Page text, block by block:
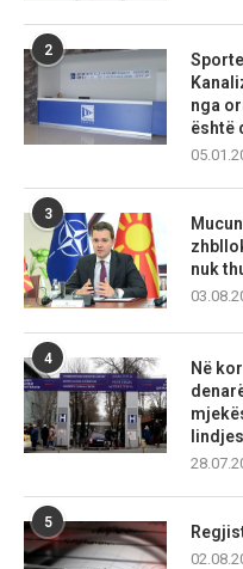
2
nga
është
3
nuk
4
Në
lindjes
5